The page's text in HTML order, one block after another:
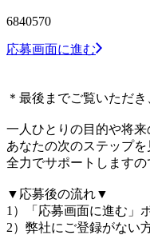
6840570
応募画面に進む
＊最後までご覧いただ
一人ひとりの目的や将
あなたの次のステップ
全力でサポートします
▼応募後の流れ▼
1）「応募画面に進む」
2）弊社にご登録がない